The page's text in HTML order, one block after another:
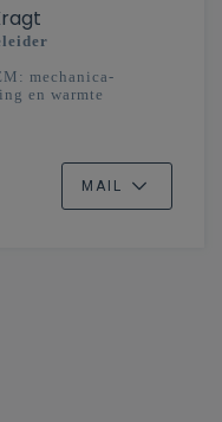
mechanica-
en warmte
MAIL